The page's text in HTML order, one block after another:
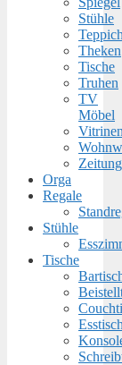
Stühle
Theken
Tische
Truhen
TV
Möbel
Vitrinen
Orga
Regale
Stühle
Tische